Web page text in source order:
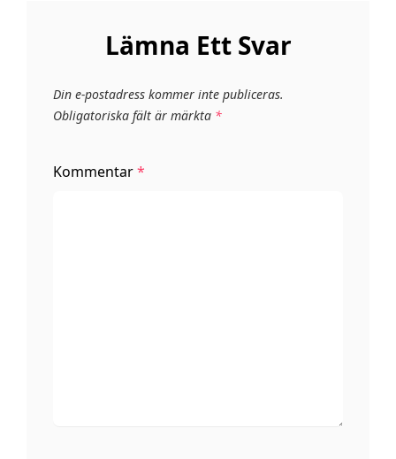
Lämna Ett Svar
Din e-postadress kommer inte publiceras.
Obligatoriska fält är märkta *
Kommentar*